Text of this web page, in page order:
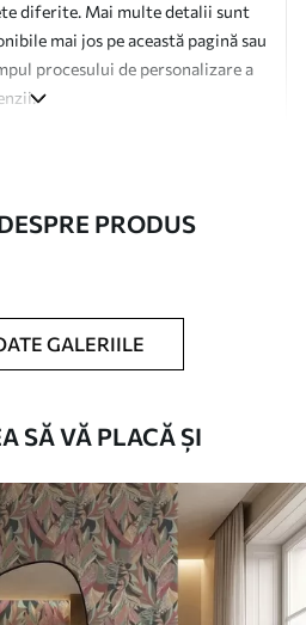
diferite. Mai multe detalii sunt
mai jos pe această pagină sau
procesului de personalizare a
la comandă și livrat în role de
la 50 cm lățime.
cu strat de lac și/sau adeziv
tapet.
curăța ușor cu un burete moale.
cu strat de lac poate fi
cu apă.
fără cusături
PRODUS
GALERIILE
SĂ VĂ PLACĂ ȘI